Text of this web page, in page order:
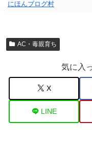
にほんブログ村
AC・毒親育ち
気に入
X
LINE